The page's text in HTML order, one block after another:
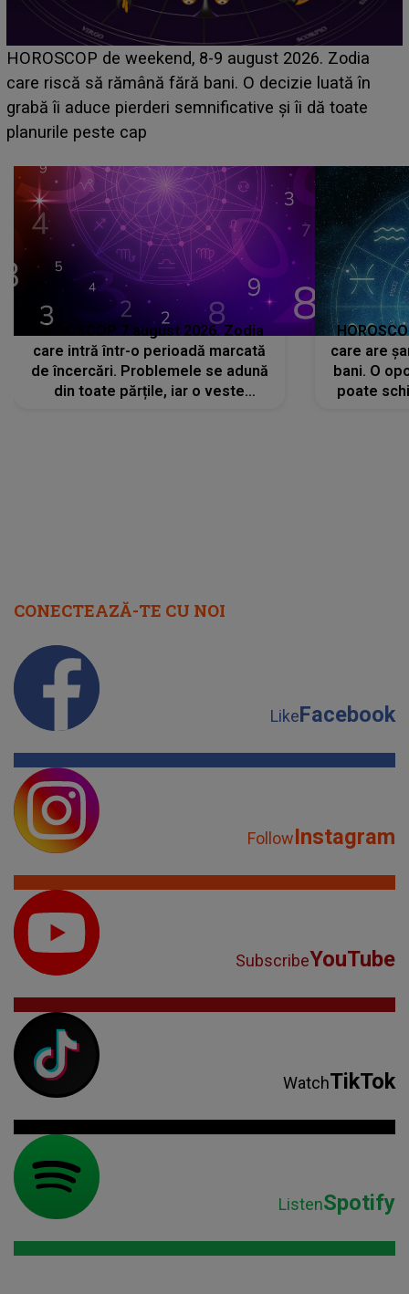
Emanuel a ținut ACEST DETALIU ASCUNS până
acum! În fața Alexandrei, concurentul din Casa Iubirii
face o MĂRTURISIRE NEAȘTEPTATĂ despre mama
sa: "I-am spus și ei în față, eu nu te iubesc pentru
HOROSCOP 7 august 2026. Zodia
care intră într-o perioadă marcată
de încercări. Problemele se adună
din toate părțile, iar o veste
care are
bani. O
poate
CONECTEAZĂ-TE CU NOI
LikeFacebook
FollowInstagram
SubscribeYouTube
WatchTikTok
ListenSpotify